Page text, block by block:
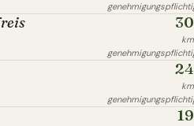
30
km
24
km
19